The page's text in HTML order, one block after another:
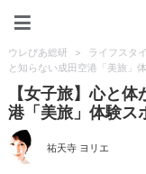
ウレぴあ総研 > ライフスタ
と知らない成田空港「美旅」
【女子旅】心と
港「美旅」体験ス
祐天寺 ヨリエ